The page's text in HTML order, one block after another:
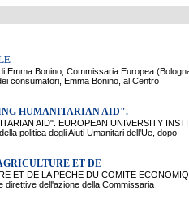
Emma Bonino, Commissaria Europea
consumatori, Emma Bonino, al Centro
HUMANITARIAN AID".
AID". EUROPEAN UNIVERSITY
politica degli Aiuti Umanitari dell'Ue, dopo
ET DE
ET DE LA PECHE DU COMITE
direttive dell'azione della Commissaria